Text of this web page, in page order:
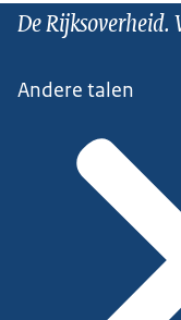
De Rijksoverheid.
Andere talen